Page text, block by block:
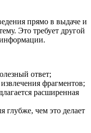
прямо в выдаче и
Это требует другой
информации.
ответ;
фрагментов;
расширенная
глубже, чем это делает